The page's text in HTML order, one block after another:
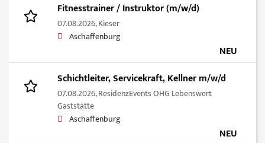
Fitnesstrainer / Instruktor (m/w/d)
07.08.2026,Kieser
Aschaffenburg
NEU
Schichtleiter, Servicekraft, Kellner m/w/d
07.08.2026,ResidenzEvents OHG Lebenswert
Gaststätte
Aschaffenburg
NEU